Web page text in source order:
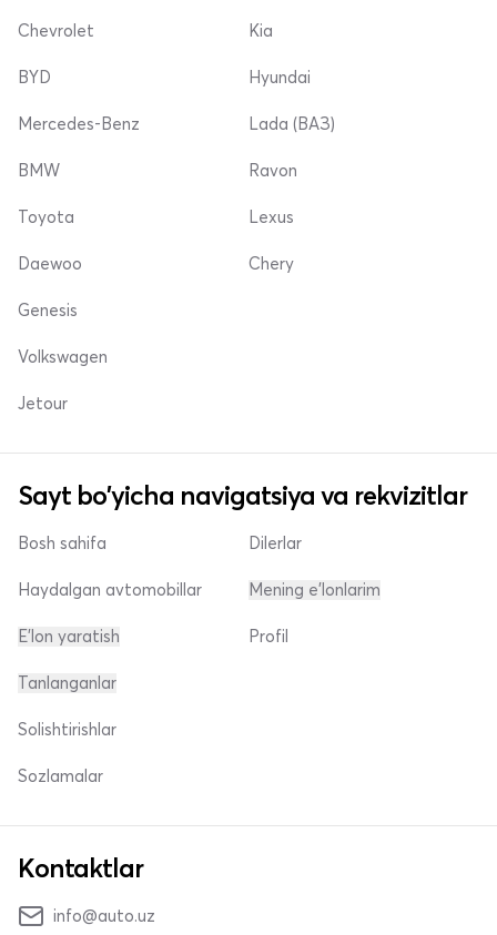
Chevrolet
BYD
Mercedes-Benz
Kia
Hyundai
Lada (ВАЗ)
BMW
Toyota
Daewoo
Ravon
Lexus
Chery
Genesis
Volkswagen
Jetour
Sayt bo'yicha navigatsiya va rekvizitlar
Bosh sahifa
Haydalgan avtomobillar
E'lon yaratish
Dilerlar
Mening e'lonlarim
Profil
Tanlanganlar
Solishtirishlar
Sozlamalar
Kontaktlar
info@auto.uz